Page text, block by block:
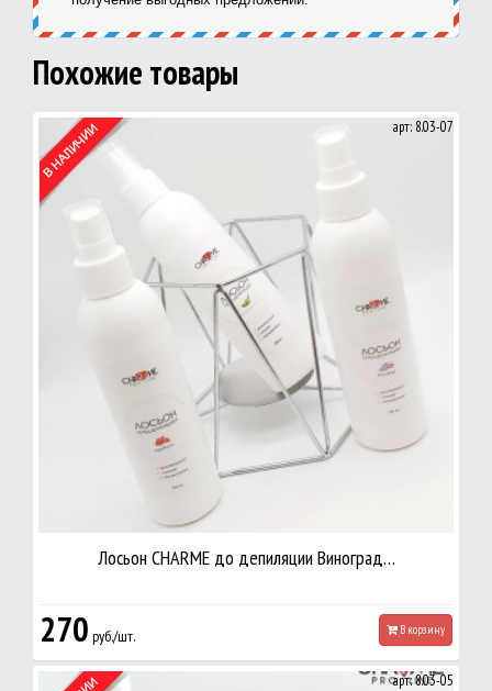
Похожие товары
арт: 8.03-07
Лосьон CHARME до депиляции Виноград…
270 руб./шт. В корзину
арт: 8.03-05